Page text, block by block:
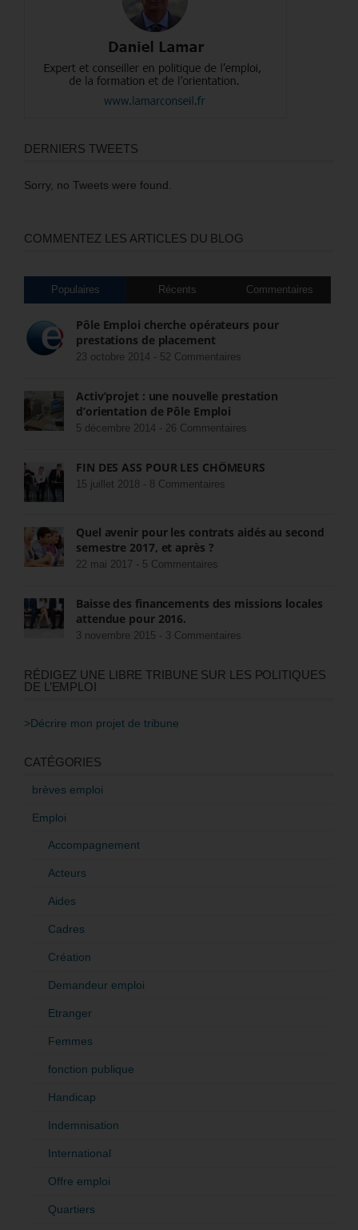
DERNIERS TWEETS
Sorry, no Tweets were found.
COMMENTEZ LES ARTICLES DU BLOG
Populaires Récents Commentaires
Pôle Emploi cherche opérateurs pour
prestations de placement
23 octobre 2014 - 52 Commentaires
Activ’projet : une nouvelle prestation
d’orientation de Pôle Emploi
5 décembre 2014 - 26 Commentaires
FIN DES ASS POUR LES CHÔMEURS
15 juillet 2018 - 8 Commentaires
Quel avenir pour les contrats aidés au second
semestre 2017, et après ?
22 mai 2017 - 5 Commentaires
Baisse des financements des missions locales
attendue pour 2016.
3 novembre 2015 - 3 Commentaires
RÉDIGEZ UNE LIBRE TRIBUNE SUR LES POLITIQUES
DE L’EMPLOI
>Décrire mon projet de tribune
CATÉGORIES
brèves emploi
Emploi
Accompagnement
Acteurs
Aides
Cadres
Création
Demandeur emploi
Etranger
Femmes
fonction publique
Handicap
Indemnisation
International
Offre emploi
Quartiers